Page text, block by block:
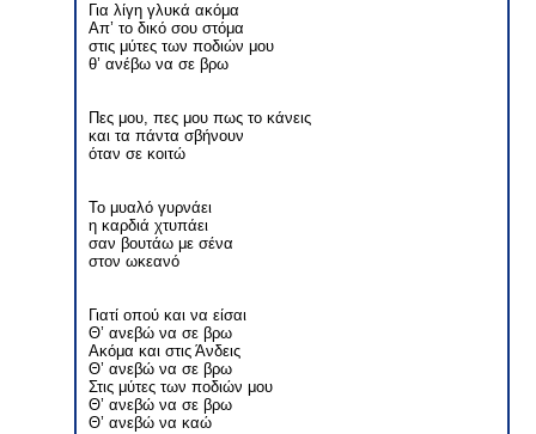
Για λίγη γλυκά ακόμα
Απ’ το δικό σου στόμα
στις μύτες των ποδιών μου
θ’ ανέβω να σε βρω
Πες μου, πες μου πως το κάνεις
και τα πάντα σβήνουν
όταν σε κοιτώ
Το μυαλό γυρνάει
η καρδιά χτυπάει
σαν βουτάω με σένα
στον ωκεανό
Γιατί οπού και να είσαι
Θ’ ανεβώ να σε βρω
Ακόμα και στις Άνδεις
Θ’ ανεβώ να σε βρω
Στις μύτες των ποδιών μου
Θ’ ανεβώ να σε βρω
Θ’ ανεβώ να καώ